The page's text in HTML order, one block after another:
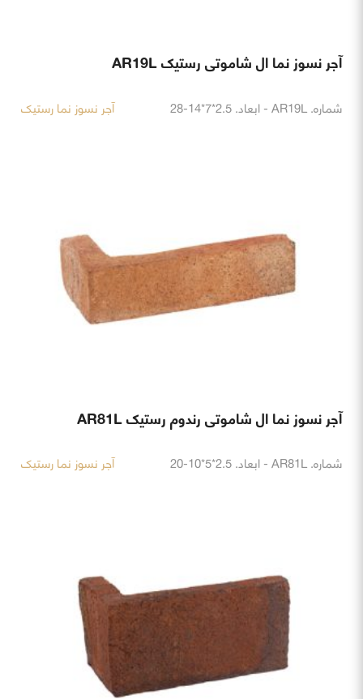
آجر نسوز نما ال شاموتی رستیک AR19L
شماره. AR19L - ابعاد. 2.5*7*14-28 آجر نسوز نما رستیک
آجر نسوز نما ال شاموتی رندوم رستیک AR81L
شماره. AR81L - ابعاد. 2.5*5*10-20 آجر نسوز نما رستیک